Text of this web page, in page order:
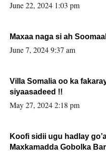
June 22, 2024 1:03 pm
Maxaa naga si ah
June 7, 2024 9:37 am
Villa Somalia oo ka
siyaasadeed !!
May 27, 2024 2:18 pm
Koofi sidii ugu hadlay
Maxkamadda Gobolka